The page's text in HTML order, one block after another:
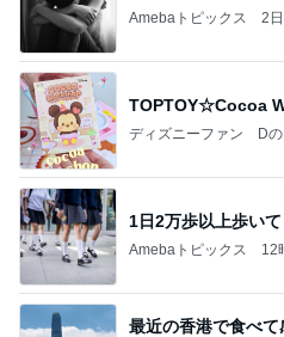
Amebaトピックス 2
TOPTOY☆Cocoa
ディズニーファン Dの
1日2万歩以上歩い
Amebaトピックス 12
最近の香港で食べ